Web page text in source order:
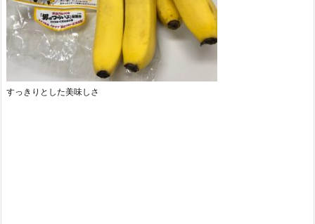
すっきりとした美味しさ